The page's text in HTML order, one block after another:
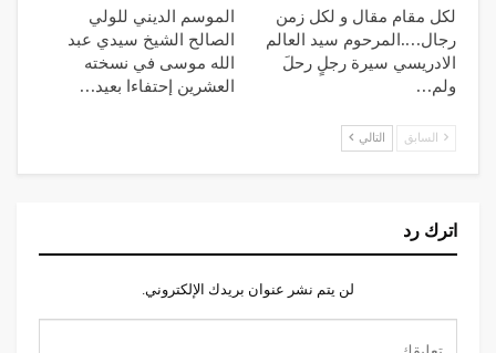
لكل مقام مقال و لكل زمن
رجال….المرحوم سيد العالم
الادريسي سيرة رجلٍ رحلَ
ولم…
الموسم الديني للولي
الصالح الشيخ سيدي عبد
الله موسى في نسخته
العشرين إحتفاءا بعيد…
السابق التالي
اترك رد
لن يتم نشر عنوان بريدك الإلكتروني.